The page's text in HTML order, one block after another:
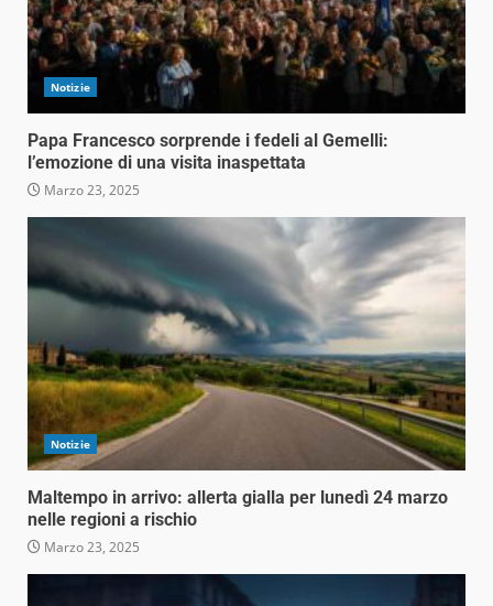
Notizie
Papa Francesco sorprende i fedeli al Gemelli:
l’emozione di una visita inaspettata
Marzo 23, 2025
Notizie
Maltempo in arrivo: allerta gialla per lunedì 24 marzo
nelle regioni a rischio
Marzo 23, 2025